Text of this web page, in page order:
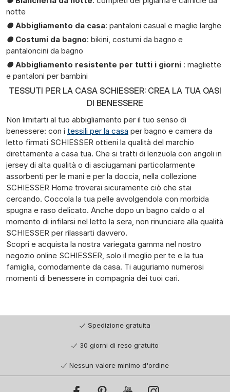
notte
● Abbigliamento da casa: pantaloni casual e maglie larghe
● Costumi da bagno: bikini, costumi da bagno e
pantaloncini da bagno
● Abbigliamento resistente per tutti i giorni : magliette
e pantaloni per bambini
TESSUTI PER LA CASA SCHIESSER: CREA LA TUA OASI
DI BENESSERE
Non limitarti al tuo abbigliamento per il tuo senso di
benessere: con i tessili per la casa per bagno e camera da
letto firmati SCHIESSER ottieni la qualità del marchio
direttamente a casa tua. Che si tratti di lenzuola con angoli in
jersey di alta qualità o di asciugamani particolarmente
assorbenti per le mani e per la doccia, nella collezione
SCHIESSER Home troverai sicuramente ciò che stai
cercando. Coccola la tua pelle avvolgendola con morbida
spugna e raso delicato. Anche dopo un bagno caldo o al
momento di infilarsi nel letto la sera, non rinunciare alla qualità
SCHIESSER per rilassarti davvero.
Scopri e acquista la nostra variegata gamma nel nostro
negozio online SCHIESSER, solo il meglio per te e la tua
famiglia, comodamente da casa. Ti auguriamo numerosi
momenti di benessere in compagnia dei tuoi cari.
Spedizione gratuita
30 giorni di reso gratuito
Nessun valore minimo d'ordine